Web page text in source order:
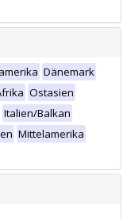
Dänemark
Ostasien
Italien/Balkan
Mittelamerika